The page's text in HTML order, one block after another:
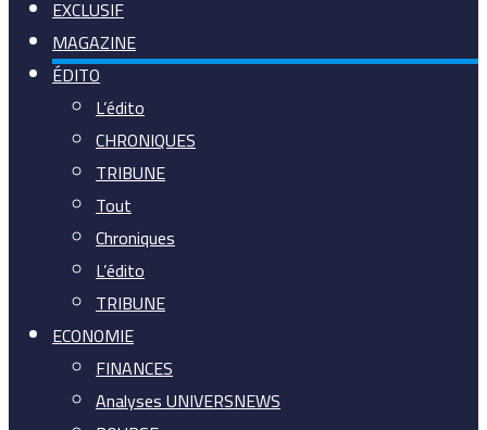
EXCLUSIF
MAGAZINE
ÉDITO
L’édito
CHRONIQUES
TRIBUNE
Tout
Chroniques
L’édito
TRIBUNE
ECONOMIE
FINANCES
Analyses UNIVERSNEWS